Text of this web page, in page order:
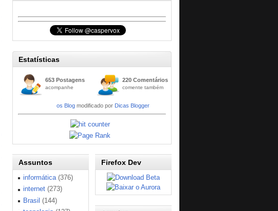
Estatísticas
653 Postagens
acompanhe
220 Comentários
comente também
os Blogmodificado por Dicas Blogger
Assuntos
informática (376)
internet (273)
Brasil (144)
Firefox Dev